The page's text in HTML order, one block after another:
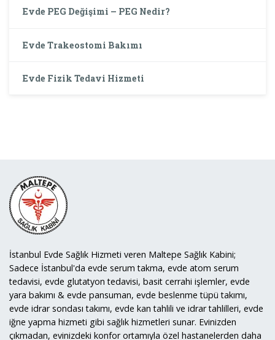
Evde PEG Değişimi – PEG Nedir?
Evde Trakeostomi Bakımı
Evde Fizik Tedavi Hizmeti
İstanbul Evde Sağlık Hizmeti veren Maltepe Sağlık Kabini;
Sadece İstanbul'da evde serum takma, evde atom serum
tedavisi, evde glutatyon tedavisi, basit cerrahi işlemler, evde
yara bakımı & evde pansuman, evde beslenme tüpü takımı,
evde idrar sondası takımı, evde kan tahlili ve idrar tahlilleri, evde
iğne yapma hizmeti gibi sağlık hizmetleri sunar. Evinizden
çıkmadan, evinizdeki konfor ortamıyla özel hastanelerden daha